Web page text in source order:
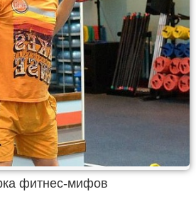
фитнес-мифов